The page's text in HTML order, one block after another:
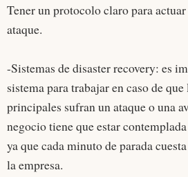
Tener un protocolo claro para
ataque.
-Sistemas de disaster recovery: es
sistema para trabajar en caso de que
principales sufran un ataque o una
negocio tiene que estar
ya que cada minuto de parada
la empresa.